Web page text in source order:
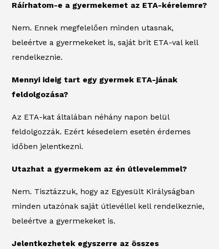
Ráírhatom-e a gyermekemet az ETA-kérelemre?
Nem. Ennek megfelelően minden utasnak,
beleértve a gyermekeket is, saját brit ETA-val kell
rendelkeznie.
Mennyi ideig tart egy gyermek ETA-jának
feldolgozása?
Az ETA-kat általában néhány napon belül
feldolgozzák. Ezért késedelem esetén érdemes
időben jelentkezni.
Utazhat a gyermekem az én útlevelemmel?
Nem. Tisztázzuk, hogy az Egyesült Királyságban
minden utazónak saját útlevéllel kell rendelkeznie,
beleértve a gyermekeket is.
Jelentkezhetek egyszerre az összes